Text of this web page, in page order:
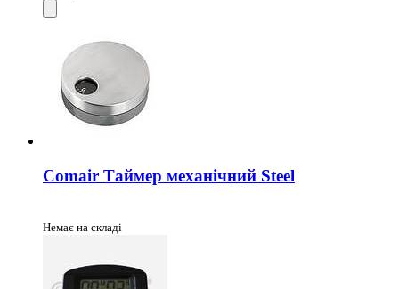
Comair Таймер механічний Steel
Немає на складі